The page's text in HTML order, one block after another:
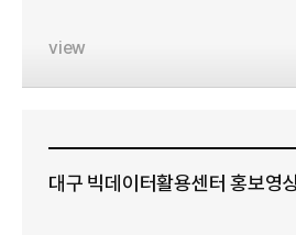
view
대구 빅데이터활용센터 홍보영